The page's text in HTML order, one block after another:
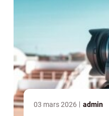
03 mars 2026 admin